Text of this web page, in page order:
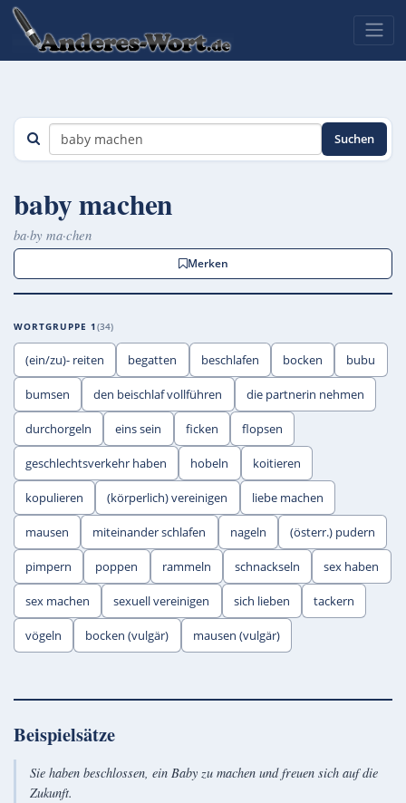
Suchen
baby machen
ba·by ma·chen
Merken
WORTGRUPPE 1 34
(ein/zu)- reiten begatten beschlafen bocken bubu
bumsen den beischlaf vollführen die partnerin nehmen
durchorgeln eins sein ficken flopsen
geschlechtsverkehr haben hobeln koitieren
kopulieren (körperlich) vereinigen liebe machen
mausen miteinander schlafen nageln (österr.) pudern
pimpern poppen rammeln schnackseln sex haben
sex machen sexuell vereinigen sich lieben tackern
vögeln bocken (vulgär) mausen (vulgär)
Beispielsätze
Sie haben beschlossen, ein Baby zu machen und freuen sich auf die
Zukunft.